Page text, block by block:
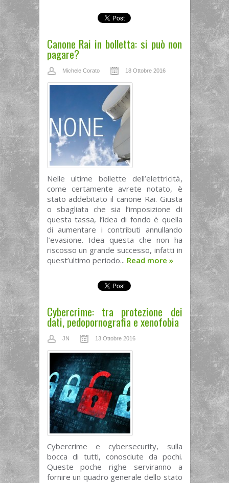
Canone Rai in bolletta: si può non
pagare?
Michele Corato 18 Ottobre 2016
Nelle ultime bollette dell’elettricità,
come certamente avrete notato, è
stato addebitato il canone Rai. Giusta
o sbagliata che sia l’imposizione di
questa tassa, l’idea di fondo è quella
di aumentare i contributi annullando
l’evasione. Idea questa che non ha
riscosso un grande successo, infatti in
quest’ultimo periodo... Read more »
Cybercrime: tra protezione dei
dati, pedopornografia e xenofobia
JN 13 Ottobre 2016
Cybercrime e cybersecurity, sulla
bocca di tutti, conosciute da pochi.
Queste poche righe serviranno a
fornire un quadro generale dello stato